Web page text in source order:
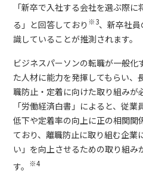
「新卒で入社する会社を選ぶ際
る」と回答しており ※3、新卒社
識していることが推測されます。
ビジネスパーソンの転職が一般化
た人材に能力を発揮してもらい、
職防止・定着に向けた取り組みが
「労働経済白書」によると、従
低下や定着率の向上に正の相関関
ており、離職防止に取り組む企業
い」を向上させるための取り組み
す。 ※4